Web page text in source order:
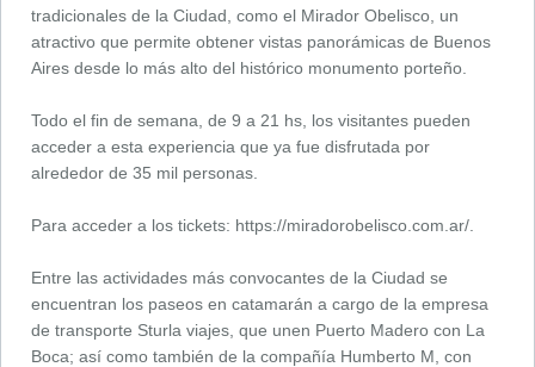
tradicionales de la Ciudad, como el Mirador Obelisco, un
atractivo que permite obtener vistas panorámicas de Buenos
Aires desde lo más alto del histórico monumento porteño.
Todo el fin de semana, de 9 a 21 hs, los visitantes pueden
acceder a esta experiencia que ya fue disfrutada por
alrededor de 35 mil personas.
Para acceder a los tickets: https://miradorobelisco.com.ar/.
Entre las actividades más convocantes de la Ciudad se
encuentran los paseos en catamarán a cargo de la empresa
de transporte Sturla viajes, que unen Puerto Madero con La
Boca; así como también de la compañía Humberto M, con